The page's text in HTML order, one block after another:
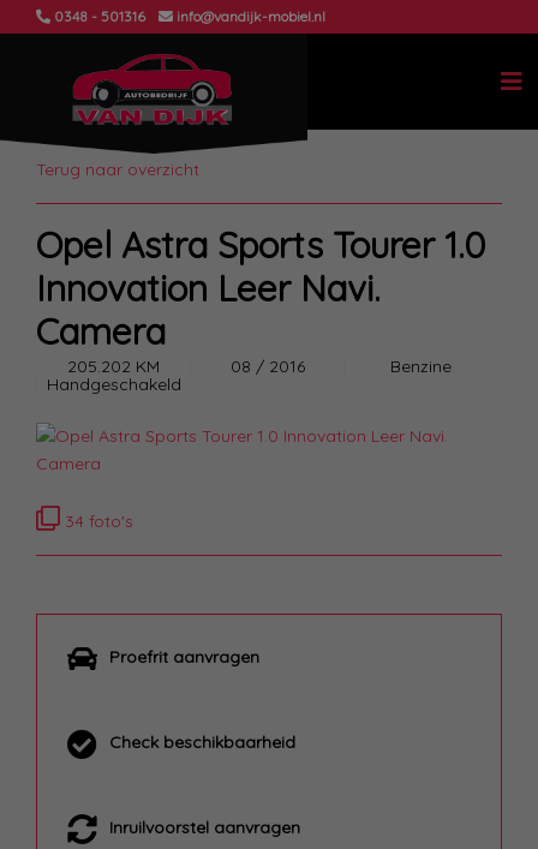
0348 - 501316 info@vandijk-mobiel.nl
Terug naar overzicht
Opel Astra Sports Tourer 1.0
Innovation Leer Navi.
Camera
205.202 KM 08 / 2016
Benzine
Handgeschakeld
34 foto's
Proefrit aanvragen
Check beschikbaarheid
Inruilvoorstel aanvragen